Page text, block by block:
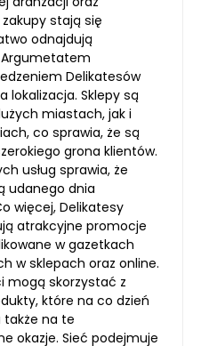
stają się
odnajdują
Delikatesów
Sklepy są
miastach, jak i
co sprawia, że są
grona klientów.
usług sprawia, że
udanego dnia
więcej, Delikatesy
atrakcyjne promocje
w gazetkach
w sklepach oraz online.
mogą skorzystać z
które na co dzień
także na te
okazje. Sieć podejmuje